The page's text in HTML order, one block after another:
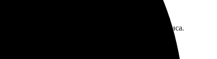
был простым: выбрала фотографию, оформила
порадовало внимание к деталям и уровень сервиса.